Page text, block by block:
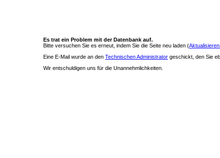
Es trat ein Problem mit der Datenbank auf.
Bitte versuchen Sie es erneut, indem Sie die Seite neu laden (
Eine E-Mail wurde an den Technischen Administrator geschickt, den Sie
Wir entschuldigen uns für die Unannehmlichkeiten.